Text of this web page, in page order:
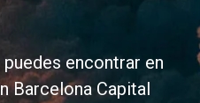
encontrar en
Barcelona Capital